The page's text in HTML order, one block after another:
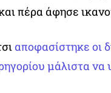
πέρα άφησε
αποφασίστηκε οι
μάλιστα να